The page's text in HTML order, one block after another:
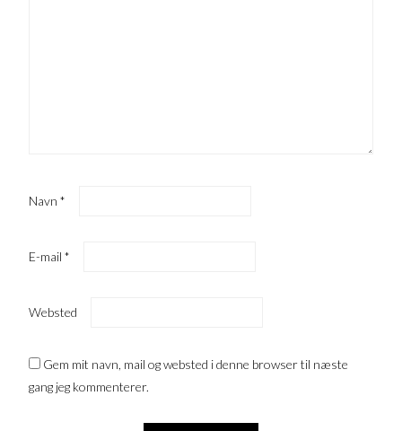
Navn*
E-mail*
Websted
Gem mit navn, mail og websted i denne browser til næste
gang jeg kommenterer.